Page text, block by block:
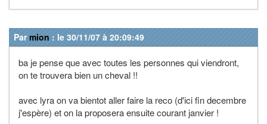
Parmion : le 30/11/07 à 20:09:49
ba je pense que avec toutes les personnes qui viendront,
on te trouvera bien un cheval !!
avec lyra on va bientot aller faire la reco (d'ici fin decembre
j'espère) et on la proposera ensuite courant janvier !